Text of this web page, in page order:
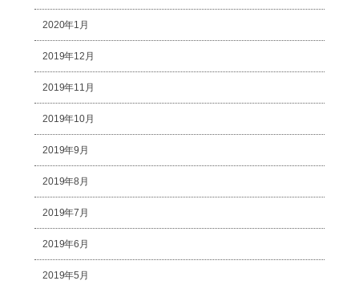
2020年1月
2019年12月
2019年11月
2019年10月
2019年9月
2019年8月
2019年7月
2019年6月
2019年5月